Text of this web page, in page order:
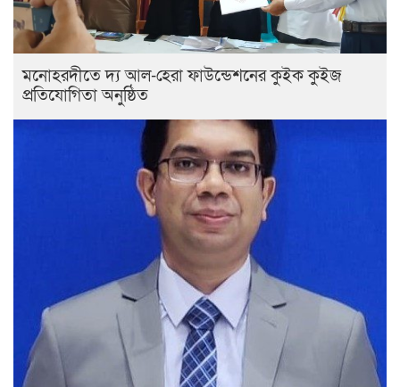
মনোহরদীতে দ্য আল-হেরা ফাউন্ডেশনের কুইক কুইজ
প্রতিযোগিতা অনুষ্ঠিত